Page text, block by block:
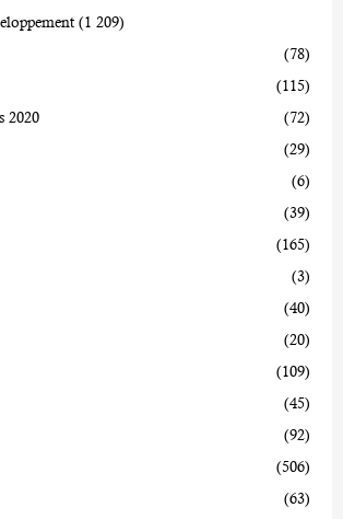
(1 209)
(78)
(115)
2020
(72)
(29)
(6)
(39)
(165)
(3)
(40)
(20)
(109)
(45)
(92)
(506)
(63)